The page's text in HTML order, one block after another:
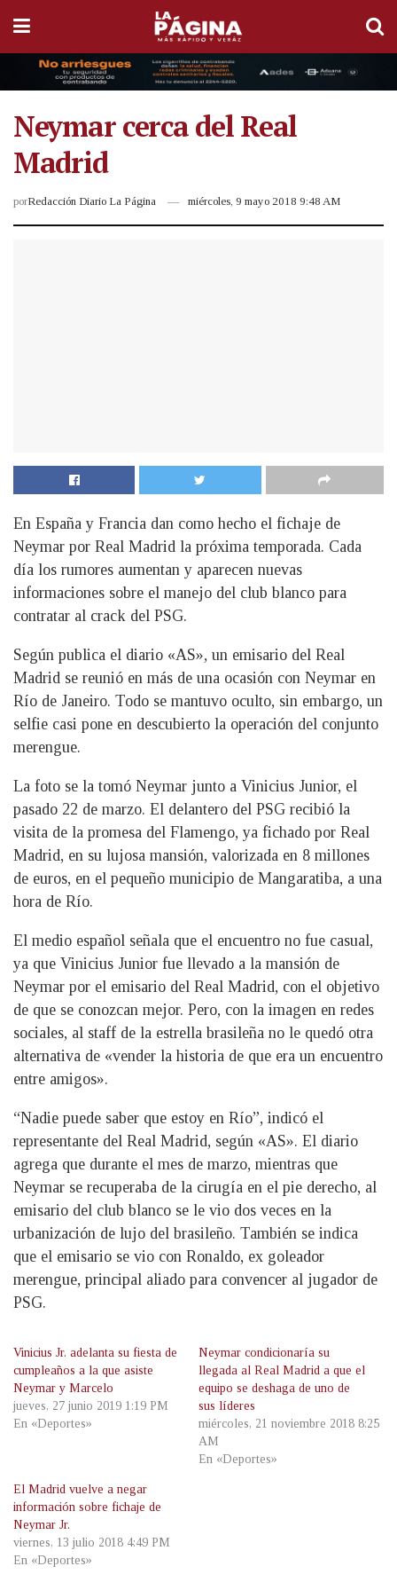
Neymar cerca del Real
Madrid
porRedacción Diario La Página miércoles, 9 mayo 2018 9:48 AM
En España y Francia dan como hecho el fichaje de
Neymar por Real Madrid la próxima temporada. Cada
día los rumores aumentan y aparecen nuevas
informaciones sobre el manejo del club blanco para
contratar al crack del PSG.
Según publica el diario «AS», un emisario del Real
Madrid se reunió en más de una ocasión con Neymar en
Río de Janeiro. Todo se mantuvo oculto, sin embargo, un
selfie casi pone en descubierto la operación del conjunto
merengue.
La foto se la tomó Neymar junto a Vinicius Junior, el
pasado 22 de marzo. El delantero del PSG recibió la
visita de la promesa del Flamengo, ya fichado por Real
Madrid, en su lujosa mansión, valorizada en 8 millones
de euros, en el pequeño municipio de Mangaratiba, a una
hora de Río.
El medio español señala que el encuentro no fue casual,
ya que Vinicius Junior fue llevado a la mansión de
Neymar por el emisario del Real Madrid, con el objetivo
de que se conozcan mejor. Pero, con la imagen en redes
sociales, al staff de la estrella brasileña no le quedó otra
alternativa de «vender la historia de que era un encuentro
entre amigos».
“Nadie puede saber que estoy en Río”, indicó el
representante del Real Madrid, según «AS». El diario
agrega que durante el mes de marzo, mientras que
Neymar se recuperaba de la cirugía en el pie derecho, al
emisario del club blanco se le vio dos veces en la
urbanización de lujo del brasileño. También se indica
que el emisario se vio con Ronaldo, ex goleador
merengue, principal aliado para convencer al jugador de
PSG.
Vinicius Jr. adelanta su fiesta de
cumpleaños a la que asiste
Neymar y Marcelo
jueves, 27 junio 2019 1:19 PM
En «Deportes»
Neymar condicionaría su
llegada al Real Madrid a que el
equipo se deshaga de uno de
sus líderes
miércoles, 21 noviembre 2018 8:25
AM
En «Deportes»
El Madrid vuelve a negar
información sobre fichaje de
Neymar Jr.
viernes, 13 julio 2018 4:49 PM
En «Deportes»